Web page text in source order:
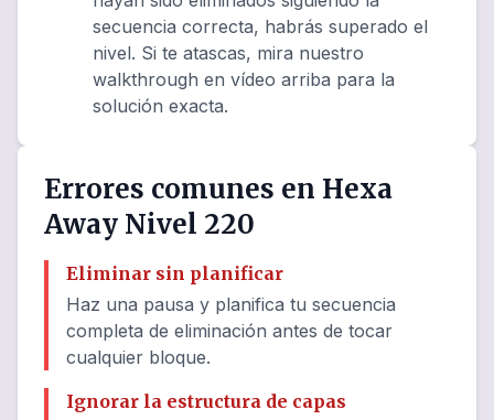
secuencia correcta, habrás superado el
nivel. Si te atascas, mira nuestro
walkthrough en vídeo arriba para la
solución exacta.
Errores comunes en Hexa
Away Nivel 220
Eliminar sin planificar
Haz una pausa y planifica tu secuencia
completa de eliminación antes de tocar
cualquier bloque.
Ignorar la estructura de capas